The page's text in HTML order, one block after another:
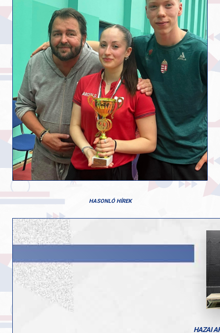
HASONLÓ HÍREK
HAZAI